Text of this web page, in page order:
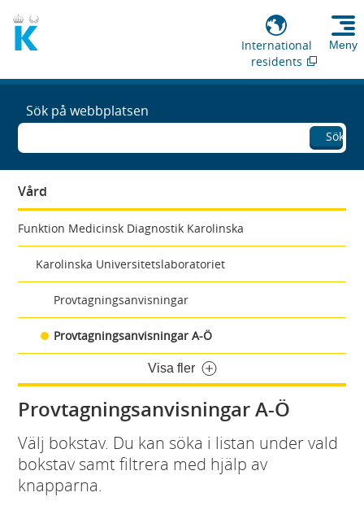
International
residents
Meny
Sök på webbplatsen
Sök
Vård
Funktion Medicinsk Diagnostik Karolinska
Karolinska Universitetslaboratoriet
Provtagningsanvisningar
Provtagningsanvisningar A-Ö
Visa fler
Provtagningsanvisningar A-Ö
Välj bokstav. Du kan söka i listan under vald
bokstav samt filtrera med hjälp av
knapparna.